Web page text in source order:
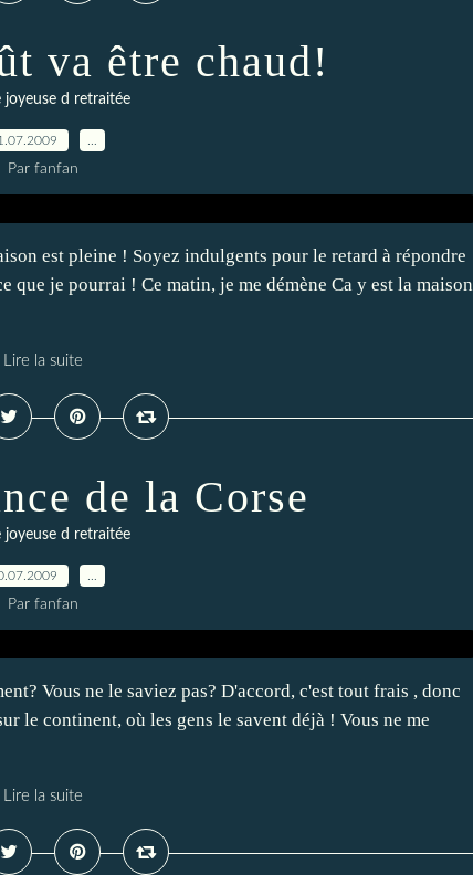
va être chaud!
joyeuse d retraitée
Par fanfan
est pleine ! Soyez indulgents pour le retard à répondre
je pourrai ! Ce matin, je me démène Ca y est la maison
Lire la suite
de la Corse
joyeuse d retraitée
Par fanfan
Vous ne le saviez pas? D'accord, c'est tout frais , donc
le continent, où les gens le savent déjà ! Vous ne me
Lire la suite